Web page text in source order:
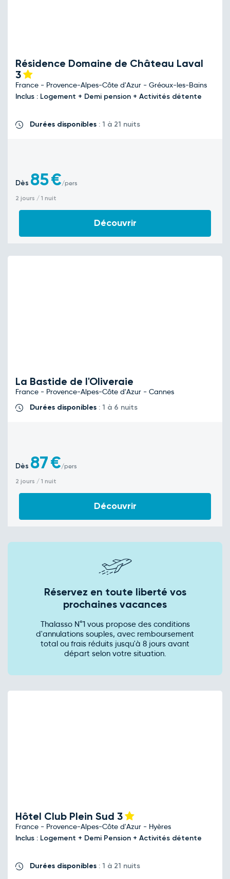
Résidence Domaine de Château Laval
3
France - Provence-Alpes-Côte d'Azur - Gréoux-les-Bains
Inclus : Logement + Demi pension + Activités détente
Durées disponibles : 1 à 21 nuits
Dès 85€/pers
2 jours / 1 nuit
Découvrir
La Bastide de l'Oliveraie
France - Provence-Alpes-Côte d'Azur - Cannes
Durées disponibles : 1 à 6 nuits
Dès 87€/pers
2 jours / 1 nuit
Découvrir
Réservez en toute liberté vos
prochaines vacances
Thalasso N°1 vous propose des conditions
d'annulations souples, avec remboursement
total ou frais réduits jusqu'à 8 jours avant
départ selon votre situation.
Hôtel Club Plein Sud 3
France - Provence-Alpes-Côte d'Azur - Hyères
Inclus : Logement + Demi Pension + Activités détente
Durées disponibles : 1 à 21 nuits